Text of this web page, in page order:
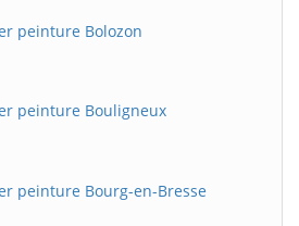
peinture Bolozon
peinture Bouligneux
peinture Bourg-en-Bresse